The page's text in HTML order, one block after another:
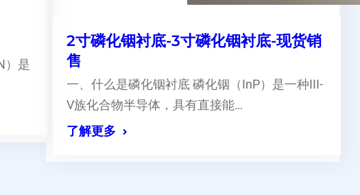
）是
2寸磷化铟衬底-3寸磷化铟衬底-现货销
售
一、什么是磷化铟衬底 磷化铟（InP）是一种III-
V族化合物半导体，具有直接能…
了解更多